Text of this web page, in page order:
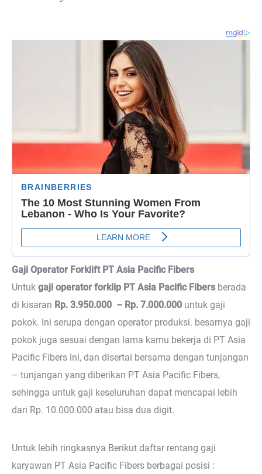
Gaji Operator Forklift PT Asia Pacific Fibers
Untuk gaji operator forklip PT Asia Pacific Fibers berada
di kisaran Rp. 3.950.000 – Rp. 7.000.000 untuk gaji
pokok. Ini serupa dengan operator produksi. besarnya gaji
pokok juga sesuai dengan lama kamu bekerja di PT Asia
Pacific Fibers ini, dan disertai bersama dengan tunjangan
– tunjangan yang diberikan PT Asia Pacific Fibers,
sehingga untuk gaji keseluruhan dapat mencapai lebih
dari Rp. 10.000.000 atau bisa dua digit.
Untuk lebih ringkasnya Berikut daftar rentang gaji
karyawan PT Asia Pacific Fibers berbagai posisi :